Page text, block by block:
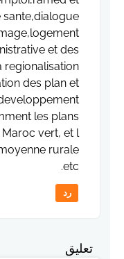
sante,dialogue
et des
regionalisation
des plan et
les plans
vert, et l
rurale
etc.
رد
تعليق